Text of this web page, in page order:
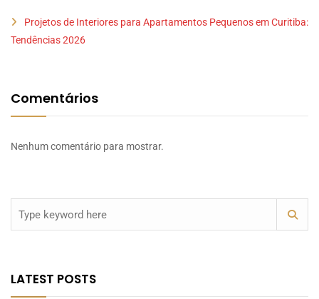
Projetos de Interiores para Apartamentos Pequenos em Curitiba:
Tendências 2026
Comentários
Nenhum comentário para mostrar.
LATEST POSTS